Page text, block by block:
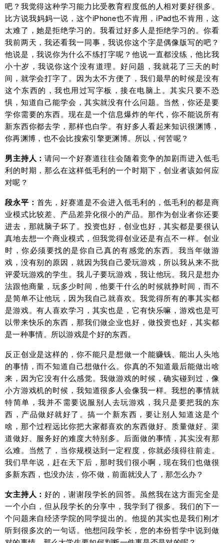
吧？我觉得这种学习能力比受教育程度低的人相对要好很多。
比方说我妈妈一说，这个iPhone也不肯用，iPad也不肯用，这
太难了，她是拒绝学习的。我看过好多人是拒绝学习的。你看
我前两天，我还看我一同事，我说你这个字是偶像版写的吧？
他说是，我说你为什么不练打字呢？他说一直都没练，他比我
小十岁，我说你这个没有道理。好问题，我就花了三天的时
间，就学会打字了。因为太不方便了，我们最早的时候是没有
这个东西的，我也用过写字板，接在电脑上。其实只要不恐
惧，知道自己能学会，其实就没有什么问题。当然，你还是要
学你需要的东西。现在是一个信息爆炸的年代，你不能说所有
新东西你都去学，那样也白学。有好多人看起来知识很渊博，
你再渊博，也不会比搜索引擎更渊博。所以，何苦呢？
男主持人：请问一个好赛道往往会随着竞争的加剧而进入低毛
利的时期，那么在这样低毛利的一个时期下，创业者该如何应
对呢？
段永平： 首先，好赛道是不会进入低毛利的，低毛利的都是商
业模式比较差、产品差异化很小的产品。那作为创业者你还要
进去，那就脑子坏了。投资也好，创业也好，其实都是要很认
真地去想一个商业模式，但我觉得创业还是有点不一样。创业
时，你必须要找的是你自己真的有感觉的东西。我当年做游
戏，没有别的原因，就因为我自己爱玩游戏，所以我从来不批
评爱玩游戏的学生。我儿子要玩游戏，我让他玩。我只是想办
法跟他商量，玩多少时间，他要干什么的时候就挣时间，而不
是简单不让他玩，因为我自己就喜欢。我觉得所有的事其实都
是游戏。有人喜欢学习，其实也是，它有快乐嘛，游戏也是可
以带来快乐的东西，那我们做企业也好，做投资也好，其实都
是一种事情。所以游戏是个好的东西。
反正创业是这样的，你不能只是想做一个能赚钱、能出人头地
的事情，而不知道自己想做什么。你真的不知道最后能做出啥
来，因为它没有什么感觉。我做游戏的时候，确实碰到过，像
小方游戏机的时候，我知道很多人会像我一样。我想的事情就
特简单，我并不需要说服别人去玩游戏，我只是要把我的东
西，产品做好就好了。搞一个新东西，要让别人知道这是个
啥，那个过程远比你把大家都喜欢的东西做好、质量做好、渠
道做好、服务好的难度大特别多。后面做的事情，其实没有那
么难。当然了，当你规模达到一定程度，你就必须得往前走。
我们早年说，赶在天下后，那时我们很小啊，现在我们也做很
多新东西，也没办法，你不做，前面就没人了，那怎么办？
女主持人：好的，谢谢段学长的回答。虽然我在这方面完全是
一个小白，但从段学长的分享中，我学到了很多。我们的下一
个问题来自经济学院的同学提出的。他提的其实也是我们刚才
听到很多次的一句话。他想问段学长，您的本份哲学中说到做